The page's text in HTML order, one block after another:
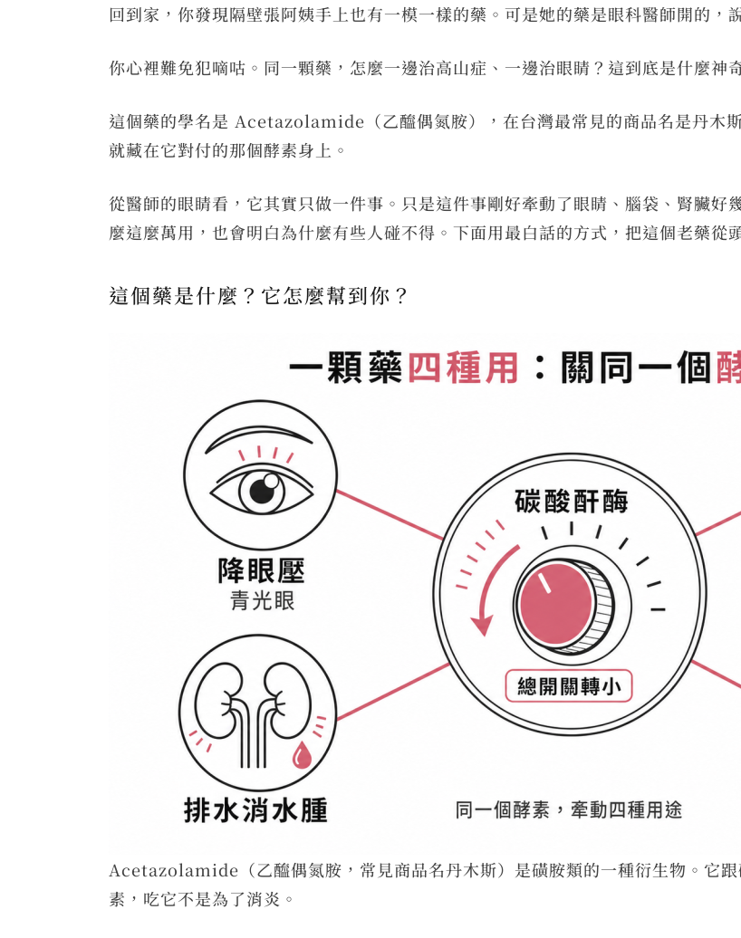
回到家，你發現隔壁張阿姨手上也有一模一樣的藥。可是她的藥是眼科醫師開的，
你心裡難免犯嘀咕。同一顆藥，怎麼一邊治高山症、一邊治眼睛？這到底是什麼神
這個藥的學名是 Acetazolamide（乙醯偶氮胺），在台灣最常見的商品名是丹木
就藏在它對付的那個酵素身上。
從醫師的眼睛看，它其實只做一件事。只是這件事剛好牽動了眼睛、腦袋、腎臟
麼這麼萬用，也會明白為什麼有些人碰不得。下面用最白話的方式，把這個老藥從
這個藥是什麼？它怎麼幫到你？
Acetazolamide（乙醯偶氮胺，常見商品名丹木斯）是磺胺類的一種衍生物。它
素，吃它不是為了消炎。